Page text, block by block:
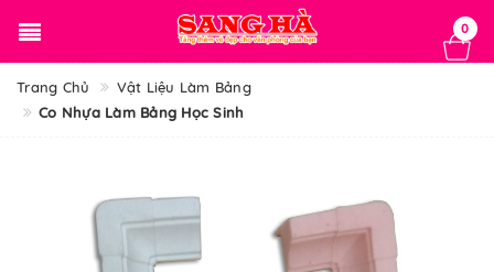
0
Trang Chủ
Vật Liệu Làm Bảng
Co Nhựa Làm Bảng Học Sinh